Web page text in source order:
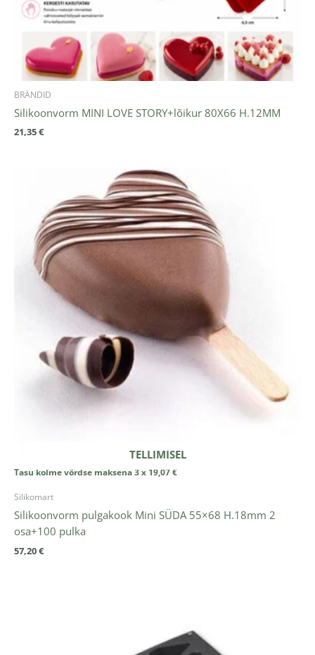
BRÄNDID
Silikoonvorm MINI LOVE STORY+lõikur 80X66 H.12MM
21,35€
TELLIMISEL
Tasu kolme võrdse maksena 3 x 19,07€
Silikomart
Silikoonvorm pulgakook Mini SÜDA 55×68 H.18mm 2
osa+100 pulka
57,20€